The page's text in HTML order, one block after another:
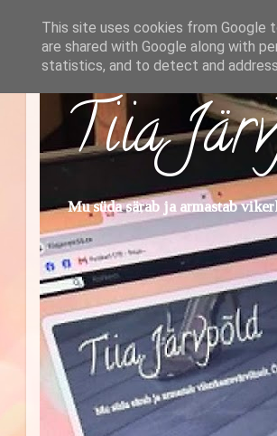
Tiia
Mu süda särab ja armastab
This site uses cookies from Google
are shared with Google along with
statistics, and to detect and